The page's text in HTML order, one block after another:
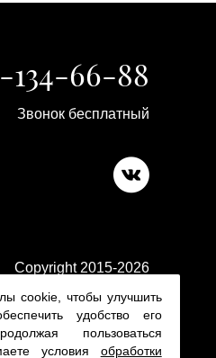
134-66-88
Звонок бесплатный
Copyright 2015-2026
магазине Platina 24
cookie, чтобы улучшить
удобство его
пользоваться
условия обработки